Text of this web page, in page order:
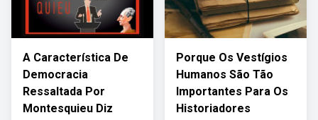
A Característica De
Democracia
Ressaltada Por
Montesquieu Diz
Porque Os Vestígios
Humanos São Tão
Importantes Para Os
Historiadores